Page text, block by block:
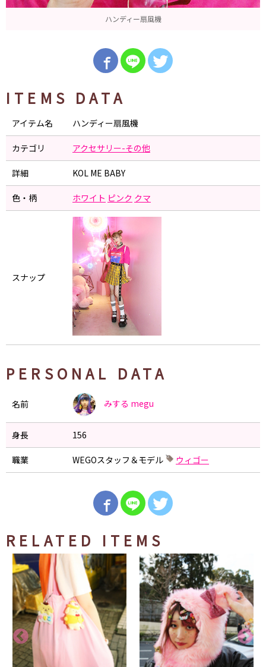
ハンディー扇風機
ITEMS DATA
アイテム名 ハンディー扇風機
カテゴリ アクセサリー-その他
詳細 KOL ME BABY
色・柄 ホワイト ピンク クマ
スナップ
PERSONAL DATA
名前 みする megu
身長 156
職業 WEGOスタッフ＆モデル ウィゴー
RELATED ITEMS